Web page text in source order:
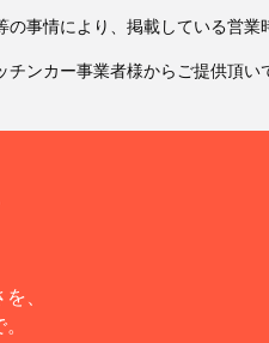
の事情により、掲載している営業
チンカー事業者様からご提供頂い
、